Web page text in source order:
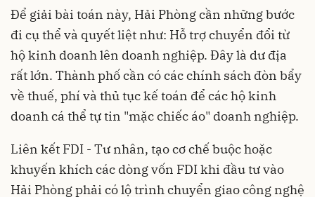
Để giải bài toán này, Hải Phòng cần những bước
đi cụ thể và quyết liệt như: Hỗ trợ chuyển đổi từ
hộ kinh doanh lên doanh nghiệp. Đây là dư địa
rất lớn. Thành phố cần có các chính sách đòn bẩy
về thuế, phí và thủ tục kế toán để các hộ kinh
doanh cá thể tự tin "mặc chiếc áo" doanh nghiệp.
Liên kết FDI - Tư nhân, tạo cơ chế buộc hoặc
khuyến khích các dòng vốn FDI khi đầu tư vào
Hải Phòng phải có lộ trình chuyển giao công nghệ